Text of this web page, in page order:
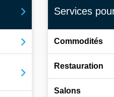
Services
Commodités
Restauration
Salons